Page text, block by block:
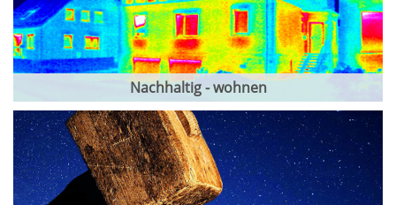
Nachhaltig - wohnen